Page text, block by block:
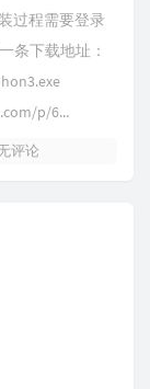
过程需要登录
条下载地址：
p/6...
评论